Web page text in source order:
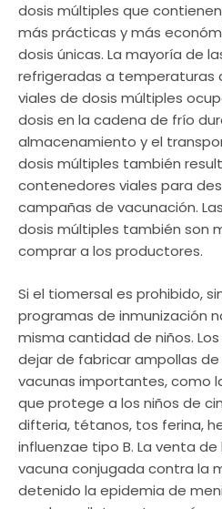
dosis múltiples que
más prácticas y más
dosis únicas. La mayoría de
refrigeradas a temperaturas
viales de dosis múltiples
dosis en la cadena de frío
almacenamiento y el
dosis múltiples también
contenedores viales para
campañas de vacunación.
dosis múltiples también son
comprar a los productores.
Si el tiomersal es prohibido,
programas de inmunización
misma cantidad de niños.
dejar de fabricar ampollas
vacunas importantes, como
que protege a los niños de
difteria, tétanos, tos ferina,
influenzae tipo B. La venta
vacuna conjugada contra la
detenido la epidemia de